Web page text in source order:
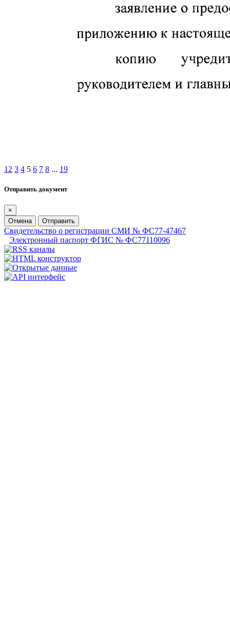
1 2 3 4 5 6 7 8 ... 19
Отправить документ
×
Отмена
Отправить
Свидетельство о регистрации СМИ № ФС77-47467
Электронный паспорт ФГИС № ФС77110096